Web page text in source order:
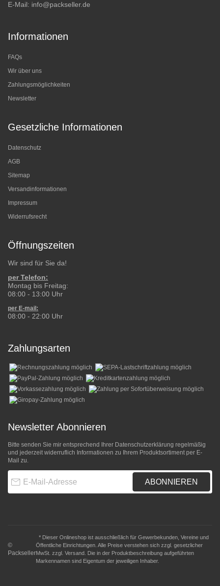
E-Mail: info@packseller.de
Informationen
FAQs
Wir über uns
Zahlungsmöglichkeiten
Newsletter
Gesetzliche Informationen
Datenschutz
AGB
Sitemap
Versandinformationen
Impressum
Widerrufsrecht
Öffnungszeiten
Wir sind für Sie da!
per Telefon:
Montag bis Freitag:
08:00 - 13:00 Uhr
per E-mail:
08:00 - 22:00 Uhr
Zahlungsarten
Newsletter Abonnieren
Bitte senden Sie mir entsprechend Ihrer Datenschutzerklärung regelmäßig
und jederzeit widerruflich Informationen zu Ihrem Produktsortiment per E-
Mail zu.
ABONNIEREN
©
Packseller
* Dieser Onlineshop ist ausschließlich für Gewerbekunden, Vereine und
Öffentliche Einrichtungen. Alle Preise verstehen sich zzgl. gesetzlicher
MwSt. zzgl. Versand . Die in der Produktbeschreibung aufgeführten
Markennamen sind Eigentum der jeweiligen Inhaber.